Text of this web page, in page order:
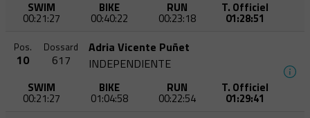
SWIM
00:21:27
BIKE
00:40:22
RUN
00:23:18
T. Officiel
01:28:51
Pos.
10
Dossard
617
Adria Vicente Puñet
INDEPENDIENTE
SWIM
00:21:27
BIKE
01:04:58
RUN
00:22:54
T. Officiel
01:29:41